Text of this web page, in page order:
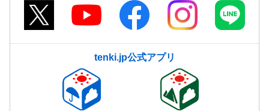
tenki.jp公式アプリ